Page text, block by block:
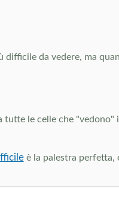
da vedere, ma
le celle che "vedono"
è la palestra perfetta,